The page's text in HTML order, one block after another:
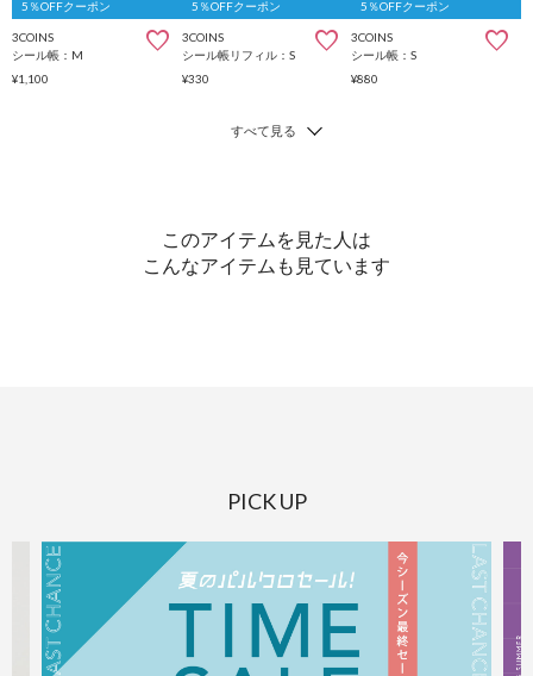
5％OFFクーポン
3COINS
シール帳：M
¥1,100
5％OFFクーポン
3COINS
シール帳リフィル：S
¥330
5％OFFクーポン
3COINS
シール帳：S
¥880
このアイテムを見た人は
こんなアイテムも見ています
PICK UP